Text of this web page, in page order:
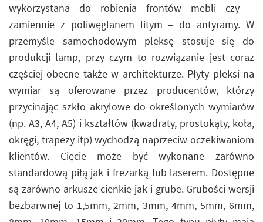
wykorzystana do robienia frontów mebli czy –
zamiennie z poliwęglanem litym – do antyramy. W
przemyśle samochodowym pleksę stosuje się do
produkcji lamp, przy czym to rozwiązanie jest coraz
częściej obecne także w architekturze. Płyty pleksi na
wymiar są oferowane przez producentów, którzy
przycinając szkło akrylowe do określonych wymiarów
(np. A3, A4, A5) i kształtów (kwadraty, prostokąty, koła,
okręgi, trapezy itp) wychodzą naprzeciw oczekiwaniom
klientów. Cięcie może być wykonane zarówno
standardową piłą jak i frezarką lub laserem. Dostępne
są zarówno arkusze cienkie jak i grube. Grubości wersji
bezbarwnej to 1,5mm, 2mm, 3mm, 4mm, 5mm, 6mm,